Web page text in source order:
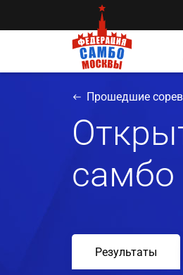
Прошедшие
самбо
Результаты